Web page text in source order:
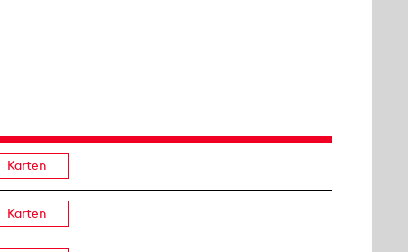
Karten
Karten